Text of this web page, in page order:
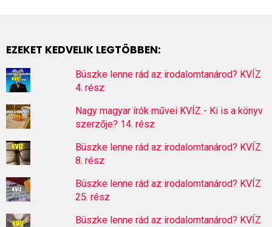
EZEKET KEDVELIK LEGTÖBBEN:
Büszke lenne rád az irodalomtanárod? KVÍZ
4. rész
Nagy magyar írók művei KVÍZ - Ki is a könyv
szerzője? 14. rész
Büszke lenne rád az irodalomtanárod? KVÍZ
8. rész
Büszke lenne rád az irodalomtanárod? KVÍZ
25. rész
Büszke lenne rád az irodalomtanárod? KVÍZ